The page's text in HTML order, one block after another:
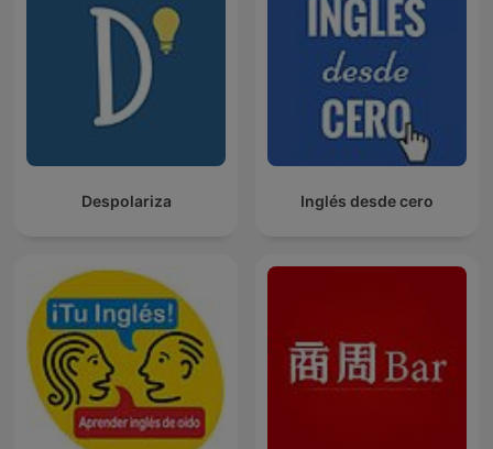
Despolariza Inglés desde cero